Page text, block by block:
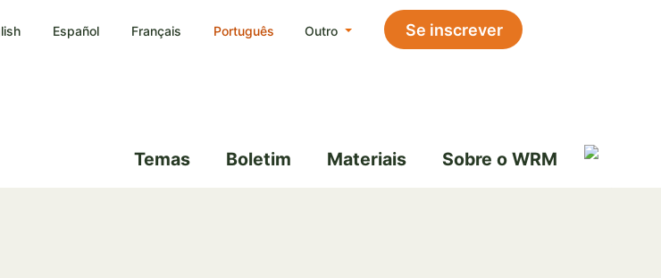
para
Español Français Português Outro Se inscrever
Temas Boletim Materiais Sobre o WRM